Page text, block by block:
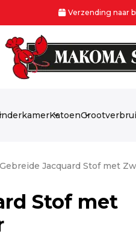
Verzending naar
Katoen
Jacquard Stof met
Stof met